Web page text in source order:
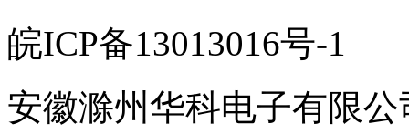
皖ICP备13013016号
安徽滁州华科电子有限公